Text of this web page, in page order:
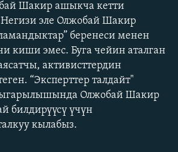
Шакир ашыкча кетти
Негизи эле Олжобай Шакир
беренеси менен
киши эмес. Буга чейин аталган
активисттердин
“Эксперттер талдайт"
Олжобай Шакир
билдирүүсү үчүн
кылабыз.